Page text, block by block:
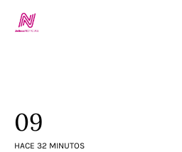
TV en Vivo
09
HACE 32 MINUTOS